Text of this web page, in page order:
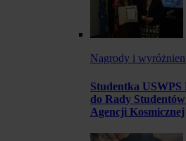
Nagrody i
Studentka USWPS
do Rady
Agencji Kosmicznej